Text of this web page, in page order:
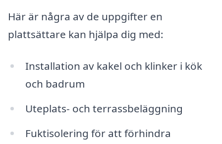
Här är några av de uppgifter en
plattsättare kan hjälpa dig med:
Installation av kakel och klinker i kök
och badrum
Uteplats- och terrassbeläggning
Fuktisolering för att förhindra